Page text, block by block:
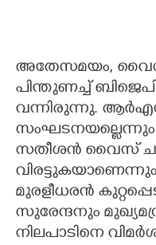
അതേസമയം,
പിന്തുണച്ച്
വന്നിരുന്നു.
സംഘടനയല്ലെന്നും
സതീശന്‍ വൈസ്
മുരളീധരന്‍
സുരേന്ദനും
നിലപാടിനെ